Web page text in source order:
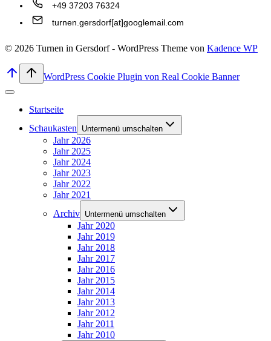
+49 37203 76324
turnen.gersdorf[at]googlemail.com
© 2026 Turnen in Gersdorf - WordPress Theme von Kadence WP
WordPress Cookie Plugin von Real Cookie Banner
Startseite
Schaukasten
Untermenü umschalten
Jahr 2026
Jahr 2025
Jahr 2024
Jahr 2023
Jahr 2022
Jahr 2021
Archiv Untermenü umschalten
Jahr 2020
Jahr 2019
Jahr 2018
Jahr 2017
Jahr 2016
Jahr 2015
Jahr 2014
Jahr 2013
Jahr 2012
Jahr 2011
Jahr 2010